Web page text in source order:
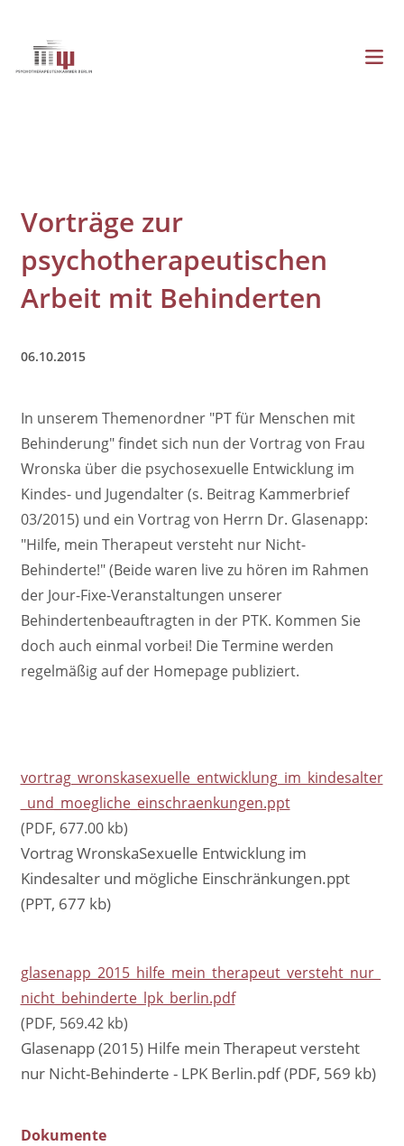
Inhalt
Menü
Vorträge zur
psychotherapeutischen
Arbeit mit Behinderten
06.10.2015
In unserem Themenordner "PT für Menschen mit
Behinderung" findet sich nun der Vortrag von Frau
Wronska über die psychosexuelle Entwicklung im
Kindes- und Jugendalter (s. Beitrag Kammerbrief
03/2015) und ein Vortrag von Herrn Dr. Glasenapp:
"Hilfe, mein Therapeut versteht nur Nicht-
Behinderte!" (Beide waren live zu hören im Rahmen
der Jour-Fixe-Veranstaltungen unserer
Behindertenbeauftragten in der PTK. Kommen Sie
doch auch einmal vorbei! Die Termine werden
regelmäßig auf der Homepage publiziert.
vortrag_wronskasexuelle_entwicklung_im_kindesalter
_und_moegliche_einschraenkungen.ppt
(PDF, 677.00 kb)
Vortrag WronskaSexuelle Entwicklung im
Kindesalter und mögliche Einschränkungen.ppt
(PPT, 677 kb)
glasenapp_2015_hilfe_mein_therapeut_versteht_nur_
nicht_behinderte_lpk_berlin.pdf
(PDF, 569.42 kb)
Glasenapp (2015) Hilfe mein Therapeut versteht
nur Nicht-Behinderte - LPK Berlin.pdf (PDF, 569 kb)
Dokumente